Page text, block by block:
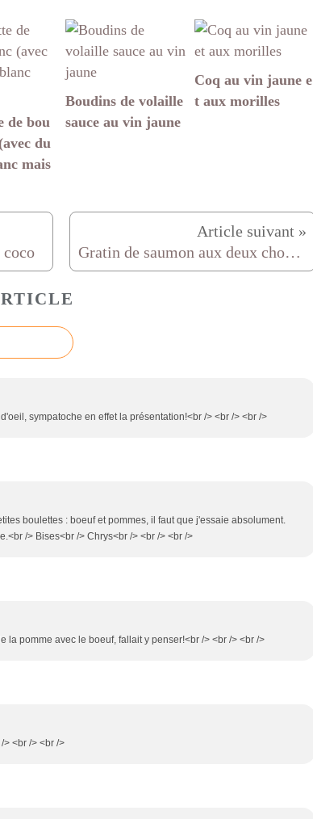
de bou
du
mais
Boudins de volaille
sauce au vin jaune
Coq au vin jaune e
t aux morilles
coco Gratin de saumon aux deux choux léger et savoureux
sympatoche en effet la présentation!<br /> <br /> <br />
boulettes : boeuf et pommes, il faut que j'essaie absolument.
/> Bises<br /> Chrys<br /> <br /> <br />
la pomme avec le boeuf, fallait y penser!<br /> <br /> <br />
> <br /> <br />